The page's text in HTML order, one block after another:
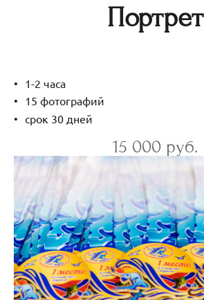
Портрет
1-2 часа
15 фотографий
срок 30 дней
15 000 руб.